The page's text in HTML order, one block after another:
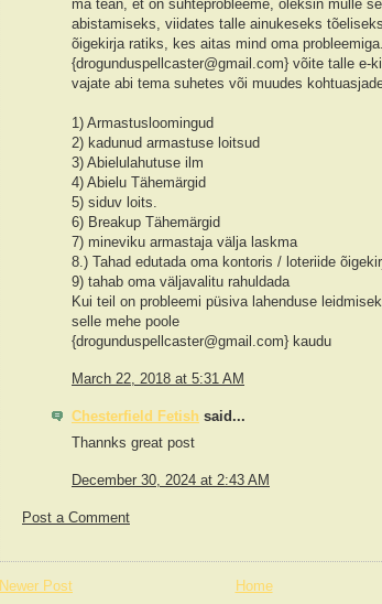
ma tean, et on suhteprobleeme, oleksin mulle
abistamiseks, viidates talle ainukeseks
õigekirja ratiks, kes aitas mind oma
{drogunduspellcaster@gmail.com} võite talle e-
vajate abi tema suhetes või muudes
1) Armastusloomingud
2) kadunud armastuse loitsud
3) Abielulahutuse ilm
4) Abielu Tähemärgid
5) siduv loits.
6) Breakup Tähemärgid
7) mineviku armastaja välja laskma
8.) Tahad edutada oma kontoris / loteriide
9) tahab oma väljavalitu rahuldada
Kui teil on probleemi püsiva lahenduse
selle mehe poole
{drogunduspellcaster@gmail.com} kaudu
March 22, 2018 at 5:31 AM
Chesterfield Fetish said...
Thannks great post
December 30, 2024 at 2:43 AM
Post a Comment
Newer Post Home